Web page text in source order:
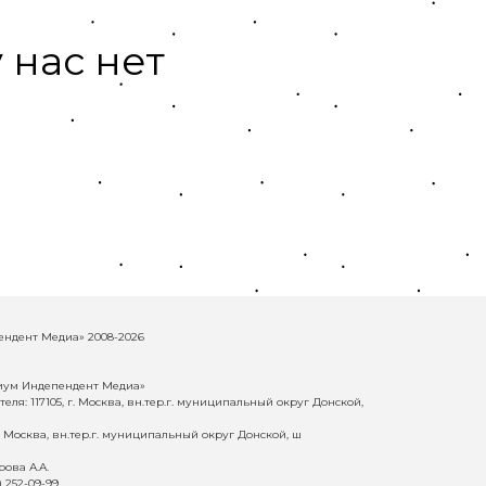
нет
Медиа» 2008-2026
Индепендент Медиа»
117105, г. Москва, вн.тер.г. муниципальный округ Донской,
Москва, вн.тер.г. муниципальный округ Донской, ш
А.А.